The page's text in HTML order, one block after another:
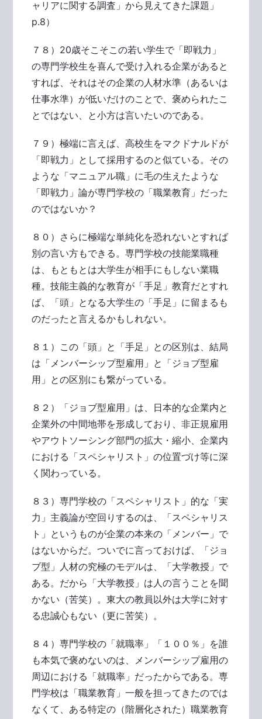
ャリアに関する調査」から見えてきた課題」
p.8）
７８）20歳そこそこの若い学生で「即戦力」
の専門学校生を喜んで受け入れる企業があると
すれば、それはその企業の人材水準（あるいは
仕事水準）が低いだけのことで、褒められたこ
とではない、と小方は言いたいのである。
７９）極端に言えば、高校生をマクドナルドが
「即戦力」として採用するのと似ている。その
ような「マニュアル職」に毛の生えたような
「即戦力」論が専門学校の「職業教育」だった
のではないか？
８０）さらに極端な単純化を恐れないとすれば
別の言い方もできる。専門学校の技能業職種
は、もともとは大学生が相手にもしない業職
種。技能主義的な教育が「手足」教育だとすれ
ば、「頭」となる大学生の「手足」に留まるも
のだったと言えるかもしれない。
８１）この「頭」と「手足」との区別は、結局
は「メンバーシップ型雇用」と「ジョブ型雇
用」との区別にも繋がっている。
８２）「ジョブ型雇用」は、日本的な企業内と
企業外の中間地帯を形成しており、非正規雇用
やアウトソーシング部門の拡大・縮小、企業内
における「スペシャリスト」の位置づけ等に深
く関わっている。
８３）専門学校の「スペシャリスト」的な「実
力」主義論が空回りするのは、「スペシャリス
ト」というものが企業の本来の「メンバー」で
はないからだ。ついでに言っておけば、「ジョ
ブ型」人材の究極のモデルは、「大学教授」で
ある。だから「大学教授」は人の言うことを聞
かない（苦笑）。東大の教員以外は大学に対す
る忠誠心もない（更に苦笑）。
８４）専門学校の「就職率」「１００％」を誰
も本気で褒めないのは、メンバーシップ雇用の
周辺における「就職率」だったからである。専
門学校は「職業教育」一般を担ってきたのでは
なくて、ある特定の（階層化された）職業教育